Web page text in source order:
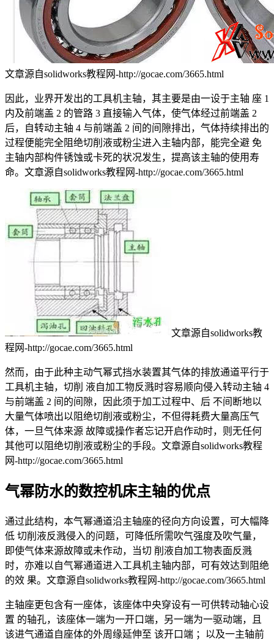
文章源自solidworks教程网-http://gocae.com/3665.html
因此，业界开发出的工具机主轴，其主要是由一设于主轴 座 1
内及前端盖 2 的管路 3 直接输入气体，使气体经过前端盖 2
后，自转动主轴 4 与前端盖 2 间的间隙排出，气体持续排出的
过程便能完全阻绝切削液或粉尘进入主轴内部，能完全避 免
主轴内部构件锈蚀或卡死的状况发生，提高该主轴的使用寿
命。 文章源自solidworks教程网-http://gocae.com/3665.html
文章源自solidworks教
程网-http://gocae.com/3665.html
然而，由于此种主动气幂式挡水装置其气体的排放通道平行于
工具机主轴，切削 液自加工物反溅时容易顺向侵入转动主轴 4
与前端盖 2 间的间隙，因此须于加工过程中、后 不间断地以
大量气体喷出以阻绝切削液或粉尘，不但得耗费大量高压气
体，一旦气体来源 故障或操作者忘记开启作动时，则无任何
其他可以阻绝切削液或粉尘的手段。 文章源自solidworks教程
网-http://gocae.com/3665.html
气幂防水的数控机床主轴的优点
通过此结构，本气幂通道沿主轴座的径向方向设置，可大幅降
低 切削液反溅侵入的问题，可降低所需吹气强度及吹气量，
即使气体来源故障或未作动，当切 削液自加工物表面反溅
时，亦难以自气幂通道进入工具机主轴内部，可有效达到阻绝
的效 果。 文章源自solidworks教程网-http://gocae.com/3665.html
主轴座更包含有一座体，该座体中央穿设有一可供转动轴心设
置 的轴孔，该座体一端为一开口端，另一端为一驱动端，且
该进气通道自座体的外周缘延伸至 该开口端 ；以及一主轴前